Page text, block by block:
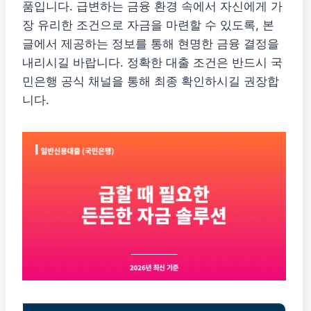
품입니다. 급변하는 금융 환경 속에서 자신에게 가
장 유리한 조건으로 자금을 마련할 수 있도록, 본
글에서 제공하는 정보를 통해 현명한 금융 결정을
내리시길 바랍니다. 정확한 대출 조건은 반드시 국
민은행 공식 채널을 통해 최종 확인하시길 권장합
니다.